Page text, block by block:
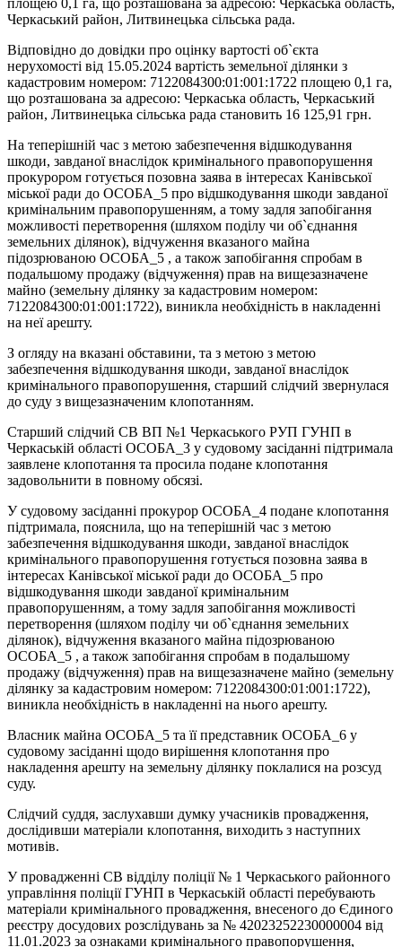
Черкаський район, Литвинецька сільська рада.
Відповідно до довідки про оцінку вартості об`єкта
нерухомості від 15.05.2024 вартість земельної ділянки з
кадастровим номером: 7122084300:01:001:1722 площею 0,1 га,
що розташована за адресою: Черкаська область, Черкаський
район, Литвинецька сільська рада становить 16 125,91 грн.
На теперішній час з метою забезпечення відшкодування
шкоди, завданої внаслідок кримінального правопорушення
прокурором готується позовна заява в інтересах Канівської
міської ради до ОСОБА_5 про відшкодування шкоди завданої
кримінальним правопорушенням, а тому задля запобігання
можливості перетворення (шляхом поділу чи об`єднання
земельних ділянок), відчуження вказаного майна
підозрюваною ОСОБА_5 , а також запобігання спробам в
подальшому продажу (відчуження) прав на вищезазначене
майно (земельну ділянку за кадастровим номером:
7122084300:01:001:1722), виникла необхідність в накладенні
на неї арешту.
З огляду на вказані обставини, та з метою з метою
забезпечення відшкодування шкоди, завданої внаслідок
кримінального правопорушення, старший слідчий звернулася
до суду з вищезазначеним клопотанням.
Старший слідчий СВ ВП №1 Черкаського РУП ГУНП в
Черкаській області ОСОБА_3 у судовому засіданні підтримала
заявлене клопотання та просила подане клопотання
задовольнити в повному обсязі.
У судовому засіданні прокурор ОСОБА_4 подане клопотання
підтримала, пояснила, що на теперішній час з метою
забезпечення відшкодування шкоди, завданої внаслідок
кримінального правопорушення готується позовна заява в
інтересах Канівської міської ради до ОСОБА_5 про
відшкодування шкоди завданої кримінальним
правопорушенням, а тому задля запобігання можливості
перетворення (шляхом поділу чи об`єднання земельних
ділянок), відчуження вказаного майна підозрюваною
ОСОБА_5 , а також запобігання спробам в подальшому
продажу (відчуження) прав на вищезазначене майно (земельну
ділянку за кадастровим номером: 7122084300:01:001:1722),
виникла необхідність в накладенні на нього арешту.
Власник майна ОСОБА_5 та її представник ОСОБА_6 у
судовому засіданні щодо вирішення клопотання про
накладення арешту на земельну ділянку поклалися на розсуд
суду.
Слідчий суддя, заслухавши думку учасників провадження,
дослідивши матеріали клопотання, виходить з наступних
мотивів.
У провадженні СВ відділу поліції № 1 Черкаського районного
управління поліції ГУНП в Черкаській області перебувають
матеріали кримінального провадження, внесеного до Єдиного
реєстру досудових розслідувань за № 42023252230000004 від
11.01.2023 за ознаками кримінального правопорушення,